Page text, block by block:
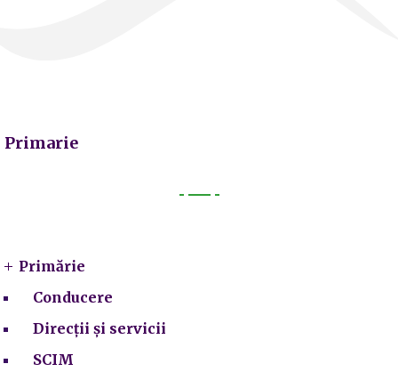
Primarie
Primărie
Conducere
Direcții și servicii
SCIM